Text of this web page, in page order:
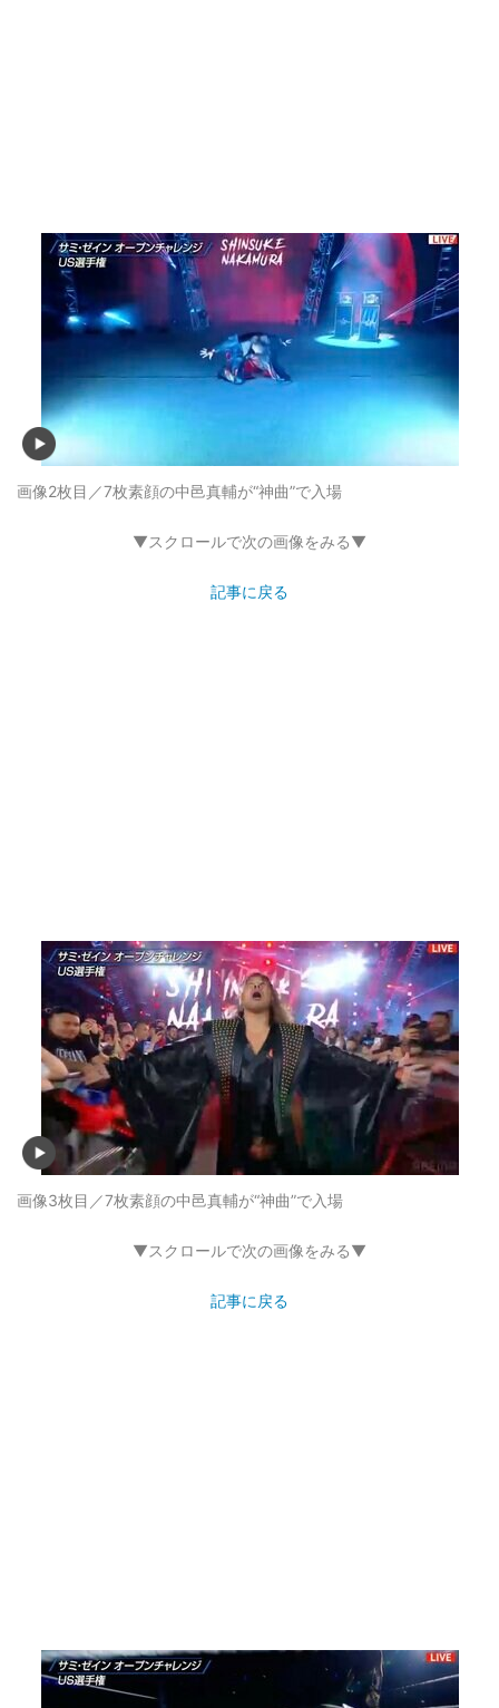
画像2枚目／7枚素顔の中邑真輔が“神曲”で入場
▼スクロールで次の画像をみる▼
記事に戻る
画像3枚目／7枚素顔の中邑真輔が“神曲”で入場
▼スクロールで次の画像をみる▼
記事に戻る